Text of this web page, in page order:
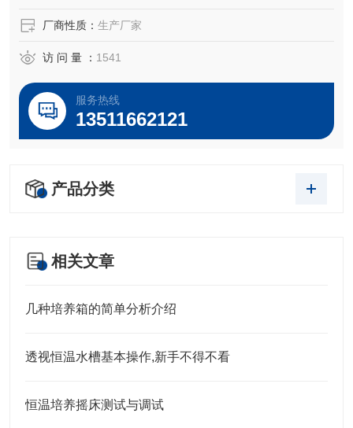
厂商性质： 生产厂家
访 问 量 ： 1541
服务热线
13511662121
产品分类
相关文章
几种培养箱的简单分析介绍
透视恒温水槽基本操作,新手不得不看
恒温培养摇床测试与调试